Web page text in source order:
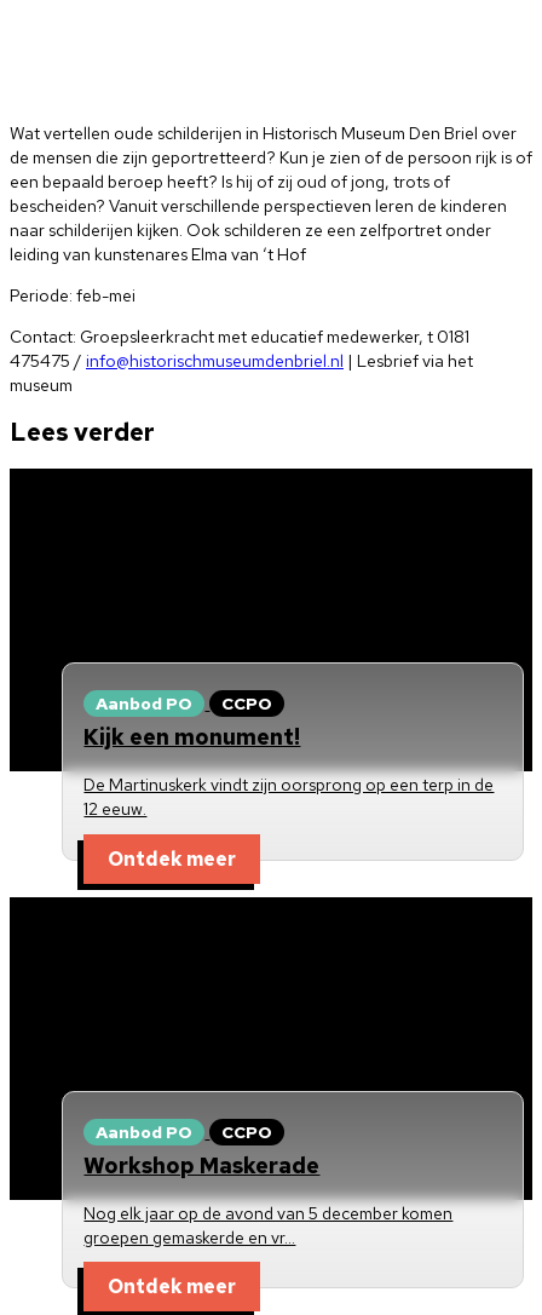
Wat vertellen oude schilderijen in Historisch Museum Den Briel over
de mensen die zijn geportretteerd? Kun je zien of de persoon rijk is of
een bepaald beroep heeft? Is hij of zij oud of jong, trots of
bescheiden? Vanuit verschillende perspectieven leren de kinderen
naar schilderijen kijken. Ook schilderen ze een zelfportret onder
leiding van kunstenares Elma van ‘t Hof
Periode: feb-mei
Contact: Groepsleerkracht met educatief medewerker, t 0181
475475 / info@historischmuseumdenbriel.nl | Lesbrief via het
museum
Lees verder
Aanbod PO CCPO
Kijk een monument!
De Martinuskerk vindt zijn oorsprong op een terp in de
12 eeuw.
Ontdek meer
Aanbod PO CCPO
Workshop Maskerade
Nog elk jaar op de avond van 5 december komen
groepen gemaskerde en vr…
Ontdek meer